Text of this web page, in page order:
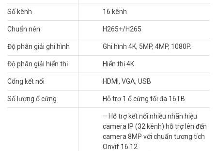
Sản phẩmđầu ghi hình DAHUAchất lượng, hoạt động bền bỉ tương
thích với các sản phẩm camera quan sát DAHUA. Sản phẩm
thương hiệu nổi tiếng toàn cầu với những tính năng ưu việt nhất
đang có giá ưu đãi tốt trên toàn quốc tại Vuhoangtelecom.
Thông số kỹ thuật đầu ghi XVR Ai 16 kênh
DAHUA DH-XVR5116HE-4KL-I3
–Đầu ghi hình16 kênh, hỗ trợ camera HDCVI/TVI/AHD/Analog/IP
– Hỗ trợ tối đa 2 kênh bảo vệ vành đai (analog) hoặc 2 kênh nhận
diện khuôn mặt (analog) hoặc 16 kênh SMD Plus (analog).
– Chuẩn nén hình ảnh H265+/H265 với hai luồng dữ liệu độ phân
Số kênh 16 kênh
Chuẩn nén H265+/H265
Độ phân giải ghi hình Ghi hình 4K, 5MP, 4MP, 1080P.
Độ phân giải hiển thị Hiển thị 4K
Cổng kết nối HDMI, VGA, USB
Số lượng ổ cứng Hỗ trợ 1 ổ cứng tối đa 16TB
– Hỗ trợ kết nối nhiều nhãn hiệu
camera IP (32 kênh) hỗ trợ lên đến
camera 8MP với chuẩn tương tích
Onvif 16.12